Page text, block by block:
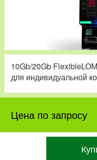
10Gb/20Gb
для индивидуальной
Цена по запросу